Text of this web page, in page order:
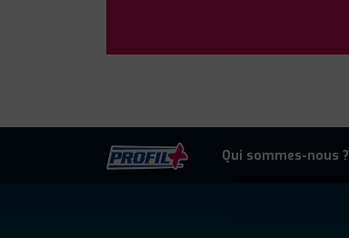
Qui sommes-nous ?